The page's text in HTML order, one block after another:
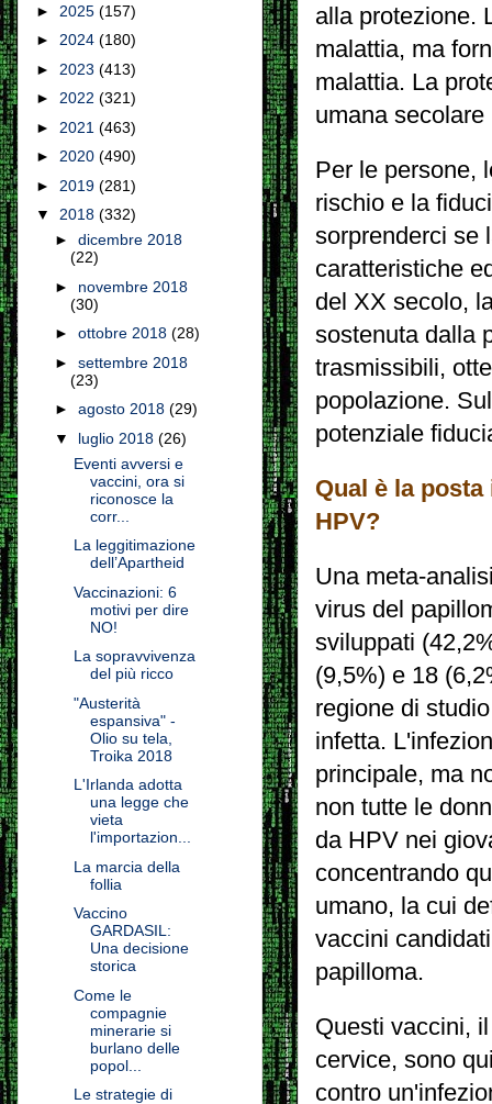
alla protezione.
malattia, ma
malattia. La
umana secolare
Per le persone,
rischio e la
sorprenderci se
caratteristiche
del XX secolo,
sostenuta dalla
trasmissibili,
popolazione.
potenziale
Qual è la
HPV?
Una meta-
virus del
sviluppati
(9,5%) e 18
regione di
infetta.
principale, ma
non tutte le
da HPV nei
concentrando
umano, la cui
vaccini
papilloma.
Questi vaccini,
cervice, sono
contro
► 2025 (157)
► 2024 (180)
► 2023 (413)
► 2022 (321)
► 2021 (463)
► 2020 (490)
► 2019 (281)
▼ 2018 (332)
► dicembre 2018
(22)
► novembre 2018
(30)
► ottobre 2018 (28)
► settembre 2018
(23)
► agosto 2018 (29)
▼ luglio 2018 (26)
Eventi avversi e
vaccini, ora si
riconosce la
corr...
La leggitimazione
dell’Apartheid
Vaccinazioni: 6
motivi per dire
NO!
La sopravvivenza
del più ricco
"Austerità
espansiva" -
Olio su tela,
Troika 2018
L'Irlanda adotta
una legge che
vieta
l'importazion...
La marcia della
follia
Vaccino
GARDASIL:
Una decisione
storica
Come le
compagnie
minerarie si
burlano delle
popol...
Le strategie di